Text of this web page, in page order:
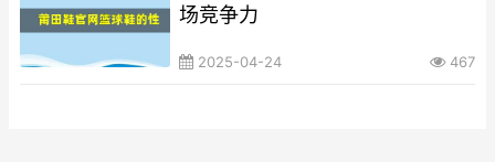
场竞争力
2025-04-24 467